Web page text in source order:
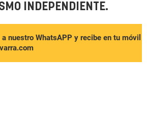
INDEPENDIENTE.
nuestro WhatsAPP y recibe en tu móvil